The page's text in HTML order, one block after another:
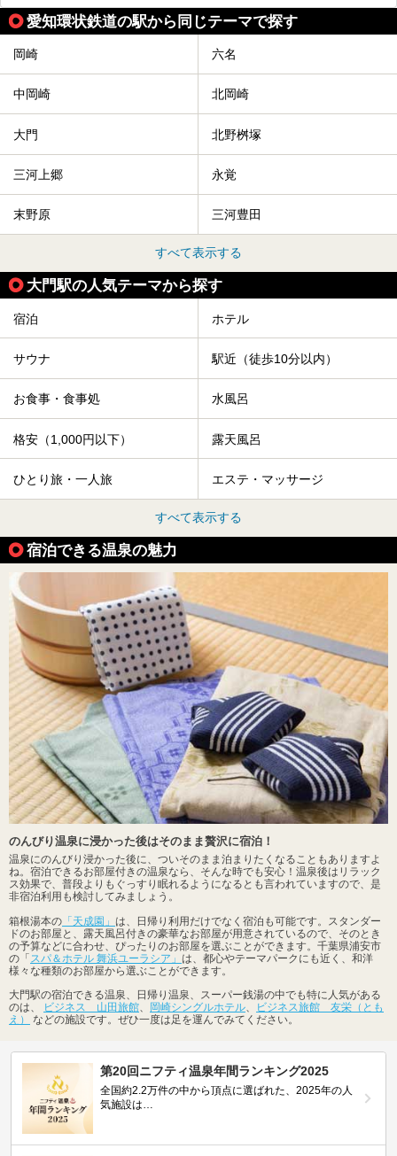
愛知環状鉄道の駅から同じテーマで探す
岡崎 六名
中岡崎 北岡崎
大門 北野桝塚
三河上郷 永覚
末野原 三河豊田
すべて表示する
大門駅の人気テーマから探す
宿泊 ホテル
サウナ 駅近（徒歩10分以内）
お食事・食事処 水風呂
格安（1,000円以下） 露天風呂
ひとり旅・一人旅 エステ・マッサージ
すべて表示する
宿泊できる温泉の魅力
のんびり温泉に浸かった後はそのまま贅沢に宿泊！
温泉にのんびり浸かった後に、ついそのまま泊まりたくなることもありますよ
ね。宿泊できるお部屋付きの温泉なら、そんな時でも安心！温泉後はリラック
ス効果で、普段よりもぐっすり眠れるようになるとも言われていますので、是
非宿泊利用も検討してみましょう。
箱根湯本の 「天成園」 は、日帰り利用だけでなく宿泊も可能です。スタンダー
ドのお部屋と、露天風呂付きの豪華なお部屋が用意されているので、そのとき
の予算などに合わせ、ぴったりのお部屋を選ぶことができます。千葉県浦安市
の「スパ＆ホテル 舞浜ユーラシア」 は、都心やテーマパークにも近く、和洋
様々な種類のお部屋から選ぶことができます。
大門駅の宿泊できる温泉、日帰り温泉、スーパー銭湯の中でも特に人気がある
のは、
ビジネス 山田旅館、 岡崎シングルホテル、
ビジネス旅館 友栄（とも
え）
などの施設です。ぜひ一度は足を運んでみてください。
第20回ニフティ温泉年間ランキング2025
全国約2.2万件の中から頂点に選ばれた、2025年の人
気施設は…